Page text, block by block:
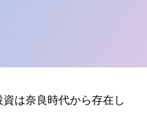
は奈良時代から存在し